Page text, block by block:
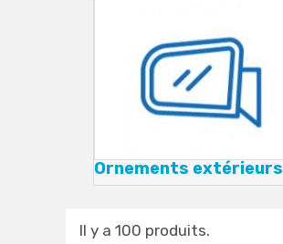
Ornements extérieurs
Il y a 100 produits.